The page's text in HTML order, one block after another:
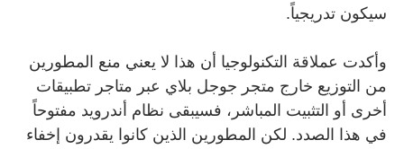
سيكون تدريجياً.
وأكدت عملاقة التكنولوجيا أن هذا لا يعني منع المطورين
من التوزيع خارج متجر جوجل بلاي عبر متاجر تطبيقات
أخرى أو التثبيت المباشر، فسيبقى نظام أندرويد مفتوحاً
في هذا الصدد. لكن المطورين الذين كانوا يقدرون إخفاء